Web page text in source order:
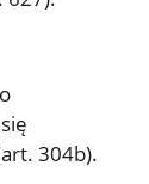
304b).